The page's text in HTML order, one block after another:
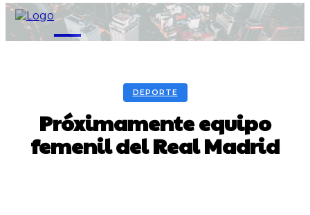
M
DEPORTE
Próximamente equipo
femenil del Real Madrid